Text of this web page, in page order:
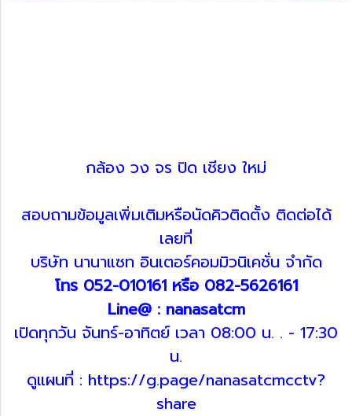
กล้อง วง จร ปิด เชียง ใหม่
สอบถามข้อมูลเพิ่มเติมหรือนัดคิวติดตั้ง ติดต่อได้
เลยที่
บริษัท นานาแซท อินเตอร์คอมมิวนิเคชั่น จำกัด
โทร 052-010161 หรือ 082-5626161
Line@ : nanasatcm
เปิดทุกวัน จันทร์-อาทิตย์ เวลา 08:00 น. . - 17:30
น.
ดูแผนที่ : https://g.page/nanasatcmcctv?
share